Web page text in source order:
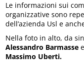
Le informazioni sui
organizzative sono
dell’azienda Usl e
Nella foto in alto, da
Alessandro Barmasse
Massimo Uberti.